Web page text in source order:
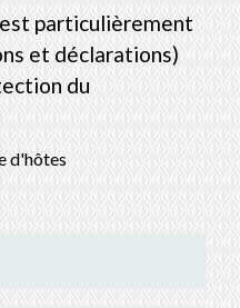
particulièrement
et déclarations)
du
d'hôtes